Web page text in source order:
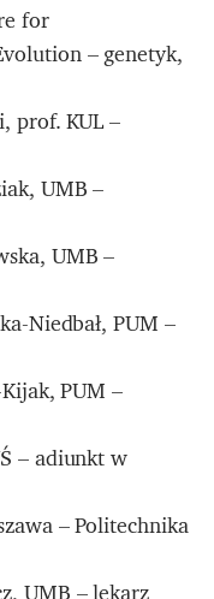
for
– genetyk,
prof. KUL –
UMB –
UMB –
Niedbał, PUM –
PUM –
– adiunkt w
– Politechnika